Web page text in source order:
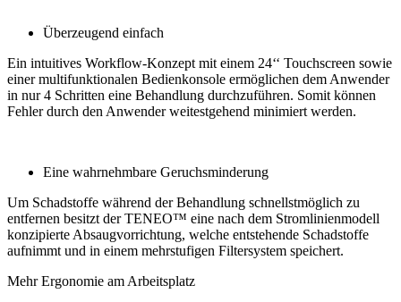
Überzeugend einfach
Ein intuitives Workflow-Konzept mit einem 24‘‘ Touchscreen sowie
einer multifunktionalen Bedienkonsole ermöglichen dem Anwender
in nur 4 Schritten eine Behandlung durchzuführen. Somit können
Fehler durch den Anwender weitestgehend minimiert werden.
Eine wahrnehmbare Geruchsminderung
Um Schadstoffe während der Behandlung schnellstmöglich zu
entfernen besitzt der TENEO™ eine nach dem Stromlinienmodell
konzipierte Absaugvorrichtung, welche entstehende Schadstoffe
aufnimmt und in einem mehrstufigen Filtersystem speichert.
Mehr Ergonomie am Arbeitsplatz